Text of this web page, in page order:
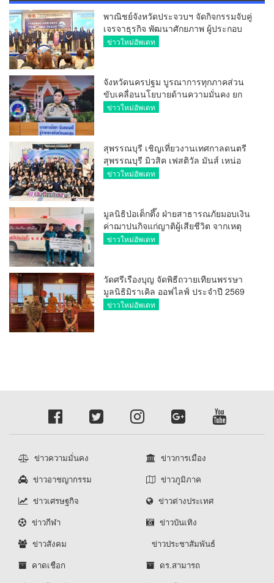
พาณิชย์จังหวัดประจวบฯ จัดกิจกรรมจับคู่
เจรจาธุรกิจ พัฒนาศักยภาพ ผู้ประกอบ
การ ขยายช่องทางการค้า สู่การค้า
ข่าวใหม่อัพเดท
จังหวัดนครปฐม บูรณาการทุกภาคส่วน
ขับเคลื่อนนโยบายด้านความมั่นคง ยก
ระดับการป้องกันอาชญากรรมทาง
ข่าวใหม่อัพเดท
สุพรรณบุรี เชิญเที่ยวงานเทศกาลดนตรี
สุพรรณบุรี มิวสิค เฟสติวัล มันส์ เหน่อ
มาก
ข่าวใหม่อัพเดท
มูลนิธิป่อเต็กตึ๊ง ฝ่ายสาธารณภัยมอบเงิน
ค่าฌาปนกิจแก่ญาติผู้เสียชีวิต จากเหตุ
เพลิงไหม้ โรงเบียร์ ณ ลาดพร้าว จำนวน
ข่าวใหม่อัพเดท
วัดศรีเรืองบุญ จัดพิธีถวายเทียนพรรษา
มูลนิธิมิราเคิล ออฟไลฟ์ ประจำปี 2569
พล.ต.ต.ศิริวัฒน์ ดีพอ ให้เกียรติเป็น
ข่าวใหม่อัพเดท
ข่าวความมั่นคง
ข่าวการเมือง
ข่าวอาชญากรรม
ข่าวภูมิภาค
ข่าวเศรษฐกิจ
ข่าวต่างประเทศ
ข่าวกีฬา
ข่าวบันเทิง
ข่าวสังคม
ข่าวประชาสัมพันธ์
คาดเชือก
ดร.สามารถ